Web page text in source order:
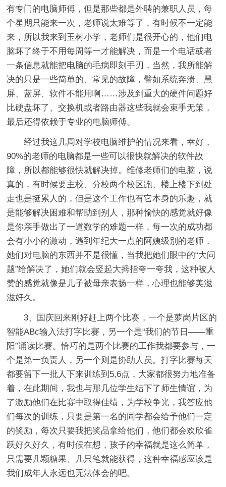
有专门的电脑师傅，但是那些都是外聘的兼职人员，每
个星期只能来一次，老师说太难等了，有时候不一定能
来，所以我来到玉树小学，老师们是很开心的，他们电
脑坏了终于不用每周等一才能解决，而是一个电话或者
一条信息就能把电脑的毛病即刻手刃，当然，我所能解
决的只是一些简单的、常见的故障，譬如系统奔溃、黑
屏、蓝屏、软件不能用啊……涉及到重大的硬件问题好
比硬盘坏了、交换机或者路由器这些我就会束手无策，
最后还得依赖于专业的电脑师傅。
经过我这几周对学校电脑维护的情况来看，幸好，
90%的老师的电脑都是一些可以很快就解决的软件故
障，所以都能够很快就解决掉。维修老师们的电脑，说
真的，有时候要主校、分校两个校区跑、楼上楼下到处
走也是挺累人的，但是这个工作也有它本身的乐趣，就
是能够解决困难和帮助到别人，那种愉快的感觉就好像
是你亲手做出了一道数学的难题一样，每一次的成功都
会有小小的激动，遇到年纪大一点的阿姨级别的老师，
她们对电脑的东西并不是很懂，当我把她们眼中的“大问
题”给解决了，她们就会竖起大拇指夸一夸我，这种被人
赞的感觉就像是儿子被母亲表扬一样，心理也能够美滋
滋好久。
3、国庆回来刚好赶上两个比赛，一个是萝岗片区的
智能ABc输入法打字比赛，另一个是“我们的节日——重
阳”诵读比赛。恰巧的是两个比赛的工作我都要参与，一
个是第一负责人，另一个则是协助人员。打字比赛每天
都要留下一批人下来训练到5,6点，大家都很努力地准备
着，在此期间，我也与那几位学生结下了师生情谊，为
了激励他们在比赛中取得佳绩，为学校争光，我答应他
们每次的训练，只要是第一名的同学都会给予他们一定
的奖励，每次只要我把奖品拿给他们，他们都会欢欣雀
跃好久好久，有时候在想，孩子的幸福就是这么简单，
只需要几颗糖果、几只笔就能获得，这种幸福感应该是
我们成年人永远也无法体会的吧。